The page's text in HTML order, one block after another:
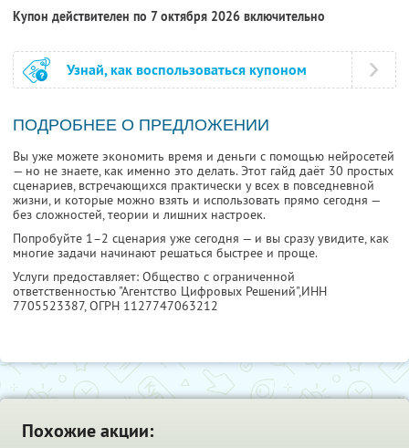
Купон действителен по 7 октября 2026 включительно
Узнай, как воспользоваться купоном
ПОДРОБНЕЕ О ПРЕДЛОЖЕНИИ
Вы уже можете экономить время и деньги с помощью нейросетей
— но не знаете, как именно это делать. Этот гайд даёт 30 простых
сценариев, встречающихся практически у всех в повседневной
жизни, и которые можно взять и использовать прямо сегодня —
без сложностей, теории и лишних настроек.
Попробуйте 1–2 сценария уже сегодня — и вы сразу увидите, как
многие задачи начинают решаться быстрее и проще.
Услуги предоставляет: Общество с ограниченной
ответственностью "Агентство Цифровых Решений",ИНН
7705523387, ОГРН 1127747063212
Похожие акции: